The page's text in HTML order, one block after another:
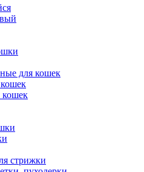
для кошек
стрижки